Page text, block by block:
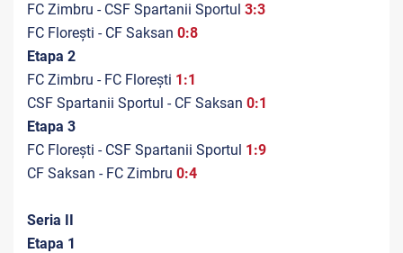
FC Zimbru - CSF Spartanii Sportul 3:3
FC Florești - CF Saksan 0:8
Etapa 2
FC Zimbru - FC Florești 1:1
CSF Spartanii Sportul - CF Saksan 0:1
Etapa 3
FC Florești - CSF Spartanii Sportul 1:9
CF Saksan - FC Zimbru 0:4
Seria II
Etapa 1